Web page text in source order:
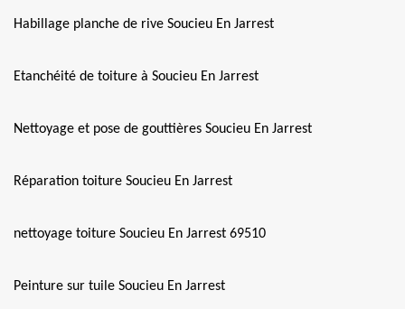
Habillage planche de rive Soucieu En Jarrest
Etanchéité de toiture à Soucieu En Jarrest
Nettoyage et pose de gouttières Soucieu En Jarrest
Réparation toiture Soucieu En Jarrest
nettoyage toiture Soucieu En Jarrest 69510
Peinture sur tuile Soucieu En Jarrest